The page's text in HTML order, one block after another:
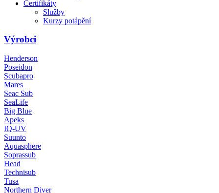
Certifikáty
Služby
Kurzy potápění
Výrobci
Henderson
Poseidon
Scubapro
Mares
Seac Sub
SeaLife
Big Blue
Apeks
IQ-UV
Suunto
Aquasphere
Soprassub
Head
Technisub
Tusa
Northern Diver